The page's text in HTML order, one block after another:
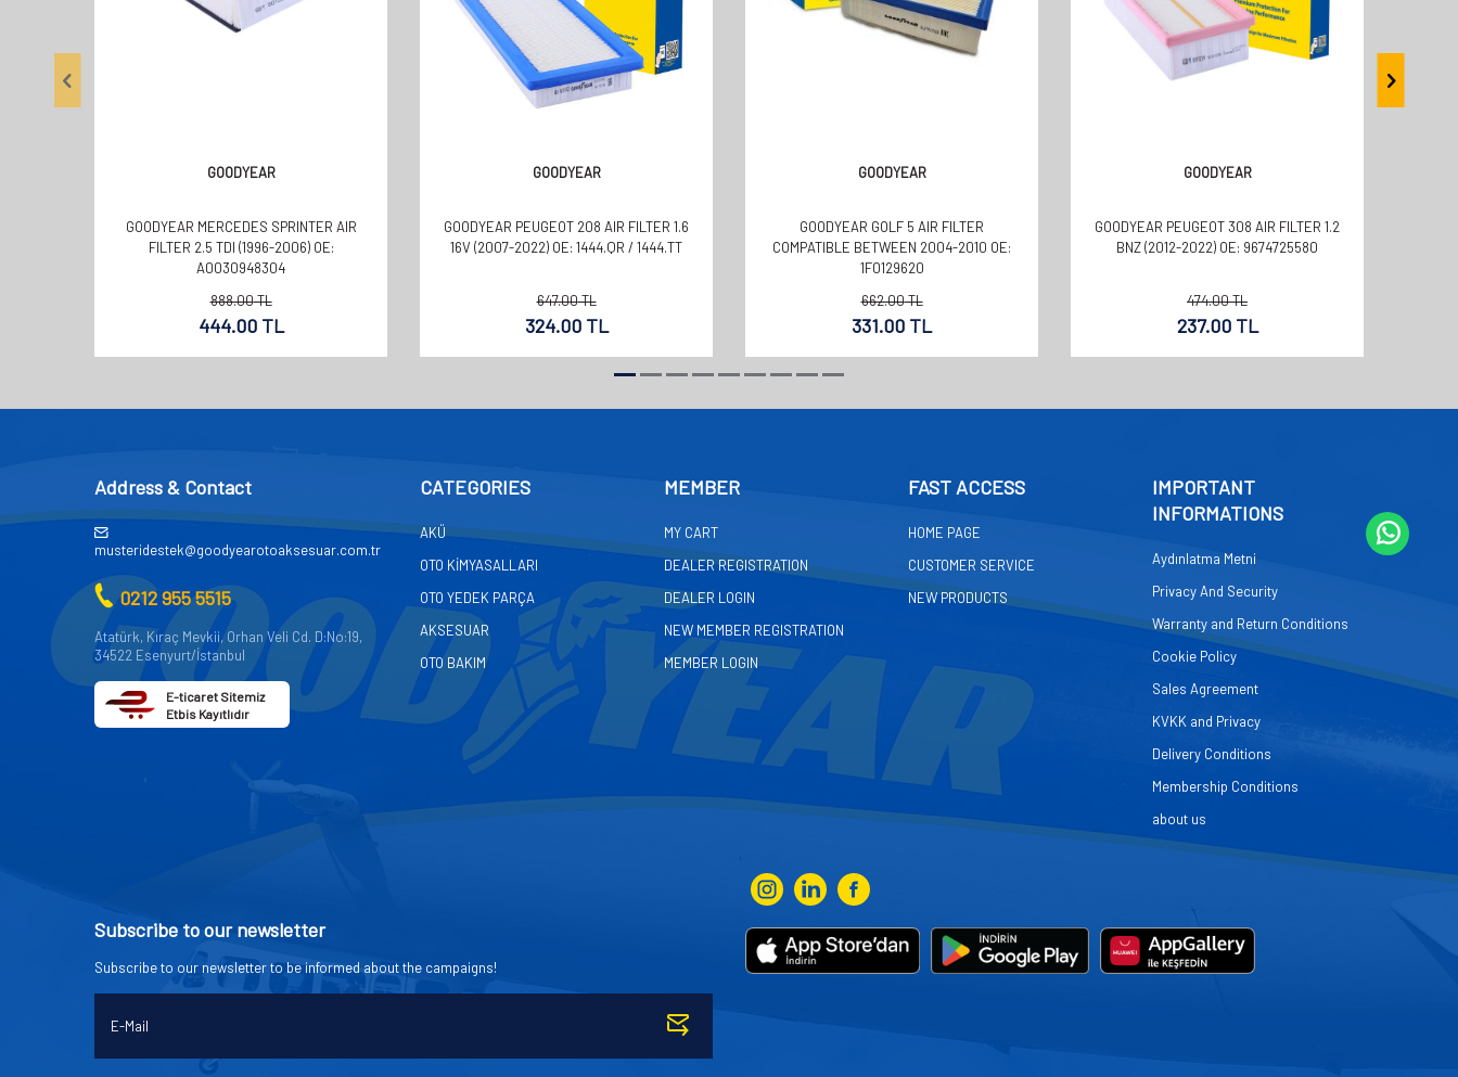
GOODYEAR
GOODYEAR MERCEDES SPRINTER AIR
FILTER 2.5 TDI (1996-2006) OE:
A0030948304
888.00TL
444.00TL
GOODYEAR
GOODYEAR PEUGEOT 208 AIR FILTER 1.6
16V (2007-2022) OE: 1444.QR / 1444.TT
647.00TL
324.00TL
GOODYEAR
GOODYEAR GOLF 5 AIR FILTER
COMPATIBLE BETWEEN 2004-2010 OE:
1F0129620
662.00TL
331.00 TL
GOODYEAR
GOODYEAR PEUGEOT 308 AIR FILTER 1.2
BNZ (2012-2022) OE: 9674725580
474.00TL
237.00TL
Address & Contact
musteridestek@goodyearotoaksesuar.com.tr
0212 955 5515
Atatürk, Kıraç Mevkii, Orhan Veli Cd. D:No:19,
34522 Esenyurt/İstanbul
E-ticaret Sitemiz
Etbis Kayıtlıdır
CATEGORIES
AKÜ
OTO KİMYASALLARI
OTO YEDEK PARÇA
AKSESUAR
OTO BAKIM
MEMBER
MY CART
DEALER REGISTRATION
DEALER LOGIN
NEW MEMBER REGISTRATION
MEMBER LOGIN
FAST ACCESS
HOME PAGE
CUSTOMER SERVICE
NEW PRODUCTS
IMPORTANT
INFORMATIONS
Aydınlatma Metni
Privacy And Security
Warranty and Return Conditions
Cookie Policy
Sales Agreement
KVKK and Privacy
Delivery Conditions
Membership Conditions
about us
Subscribe to our newsletter
Subscribe to our newsletter to be informed about the campaigns!